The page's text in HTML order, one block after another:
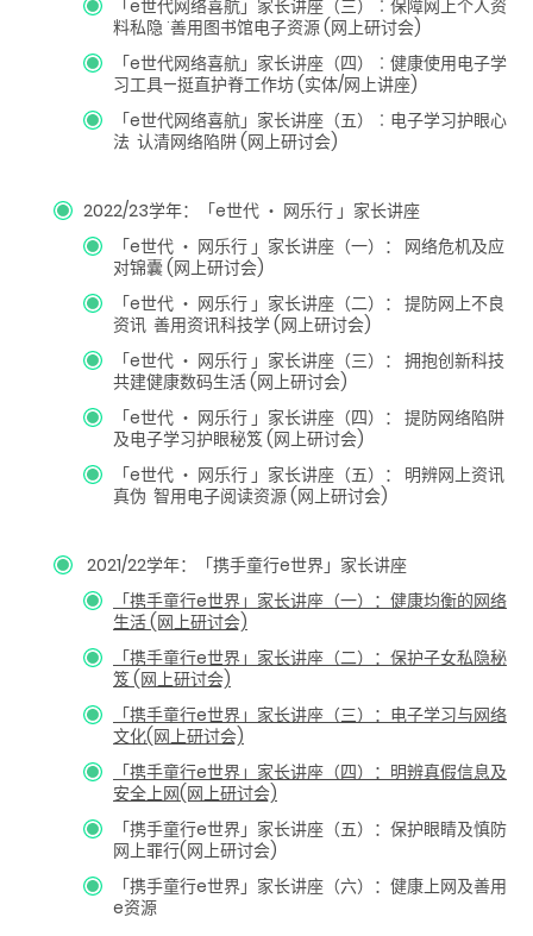
「e世代网络喜航」家长讲座（三）︰保障网上个人资
料私隐 ˙善用图书馆电子资源 (网上研讨会)
「e世代网络喜航」家长讲座（四）︰健康使用电子学
习工具—挺直护脊工作坊 (实体/网上讲座)
「e世代网络喜航」家长讲座（五）︰电子学习护眼心
法 认清网络陷阱 (网上研讨会)
2022/23学年：「e世代 ‧ 网乐行 」家长讲座
「e世代 ‧ 网乐行 」家长讲座（一）： 网络危机及应
对锦囊 (网上研讨会)
「e世代 ‧ 网乐行 」家长讲座（二）： 提防网上不良
资讯 善用资讯科技学 (网上研讨会)
「e世代 ‧ 网乐行 」家长讲座（三）： 拥抱创新科技
共建健康数码生活 (网上研讨会)
「e世代 ‧ 网乐行 」家长讲座（四）： 提防网络陷阱
及电子学习护眼秘笈 (网上研讨会)
「e世代 ‧ 网乐行 」家长讲座（五）： 明辨网上资讯
真伪 智用电子阅读资源 (网上研讨会)
2021/22学年：「携手童行e世界」家长讲座
「携手童行e世界」家长讲座（一）：健康均衡的网络
生活 (网上研讨会)
「携手童行e世界」家长讲座（二）：保护子女私隐秘
笈 (网上研讨会)
「携手童行e世界」家长讲座（三）：电子学习与网络
文化(网上研讨会)
「携手童行e世界」家长讲座（四）：明辨真假信息及
安全上网(网上研讨会)
「携手童行e世界」家长讲座（五）：保护眼睛及慎防
网上罪行(网上研讨会)
「携手童行e世界」家长讲座（六）：健康上网及善用
e资源